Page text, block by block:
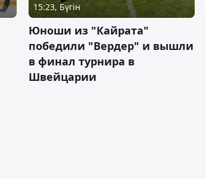
15:23, Бүгін
Юноши из "Кайрата"
победили "Вердер" и вышли
в финал турнира в
Швейцарии